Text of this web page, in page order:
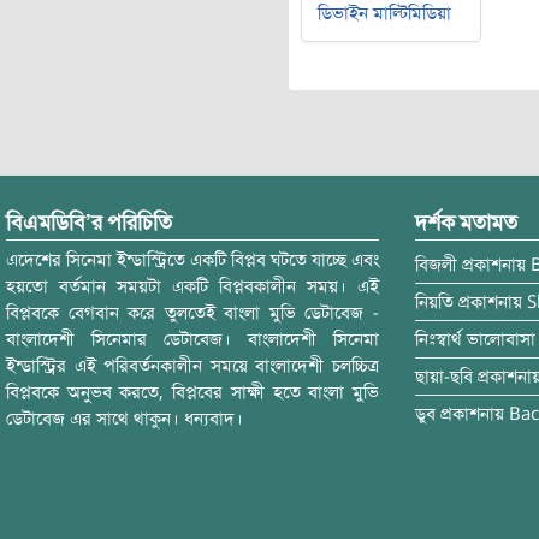
ডিভাইন মাল্টিমিডিয়া
বিএমডিবি’র পরিচিতি
এদেশের সিনেমা ইন্ডাস্ট্রিতে একটি বিপ্লব ঘটতে যাচ্ছে এবং
হয়তো বর্তমান সময়টা একটি বিপ্লবকালীন সময়। এই
বিপ্লবকে বেগবান করে তুলতেই বাংলা মুভি ডেটাবেজ -
বাংলাদেশী সিনেমার ডেটাবেজ। বাংলাদেশী সিনেমা
ইন্ডাস্ট্রির এই পরিবর্তনকালীন সময়ে বাংলাদেশী চলচ্চিত্র
বিপ্লবকে অনুভব করতে, বিপ্লবের সাক্ষী হতে বাংলা মুভি
ডেটাবেজ এর সাথে থাকুন। ধন্যবাদ।
দর্শক মতামত
বিজলী প্রকাশনায়
নিয়তি প্রকাশনায়
নিঃস্বার্থ ভালোবাসা
ছায়া-ছবি
ডুব প্রকাশনায়